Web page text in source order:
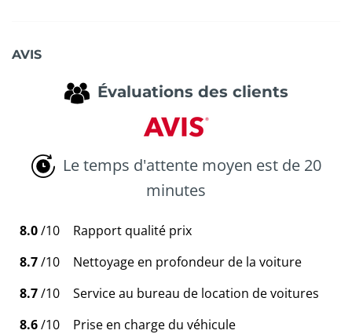
AVIS
Évaluations des clients
Le temps d'attente moyen est de 20
minutes
8.0/10
Rapport qualité prix
8.7/10
Nettoyage en profondeur de la voiture
8.7/10
Service au bureau de location de voitures
8.6/10
Prise en charge du véhicule